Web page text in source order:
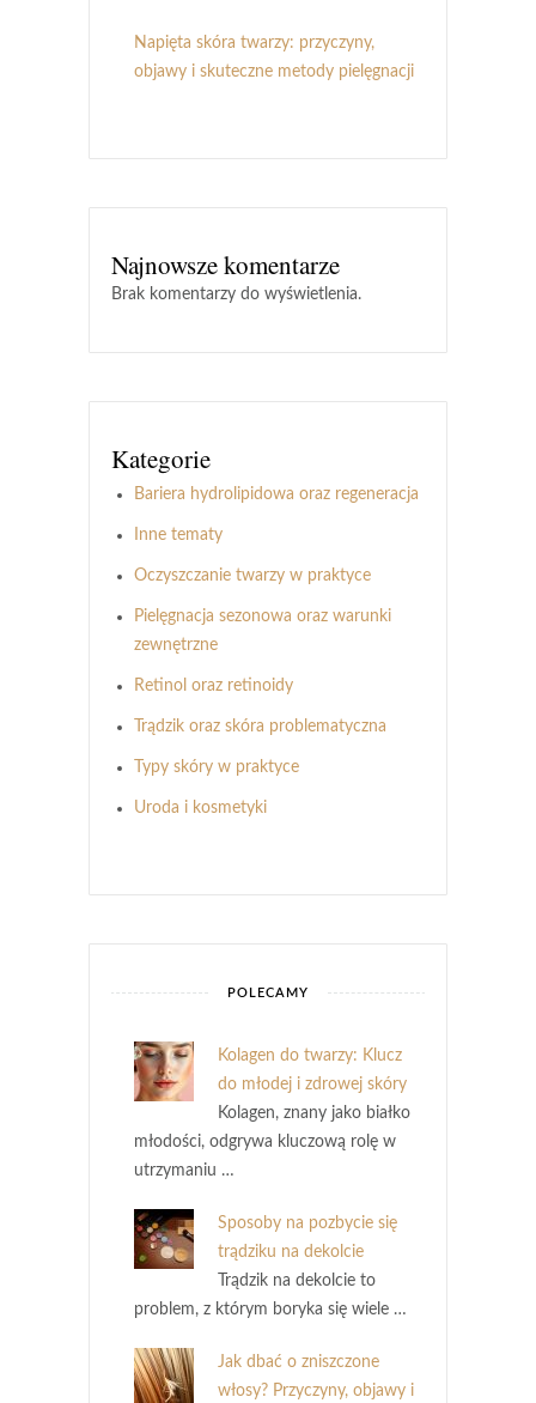
Napięta skóra twarzy: przyczyny,
objawy i skuteczne metody pielęgnacji
Najnowsze komentarze
Brak komentarzy do wyświetlenia.
Kategorie
Bariera hydrolipidowa oraz regeneracja
Inne tematy
Oczyszczanie twarzy w praktyce
Pielęgnacja sezonowa oraz warunki
zewnętrzne
Retinol oraz retinoidy
Trądzik oraz skóra problematyczna
Typy skóry w praktyce
Uroda i kosmetyki
POLECAMY
Kolagen do twarzy: Klucz
do młodej i zdrowej skóry
Kolagen, znany jako białko
młodości, odgrywa kluczową rolę w
utrzymaniu …
Sposoby na pozbycie się
trądziku na dekolcie
Trądzik na dekolcie to
problem, z którym boryka się wiele …
Jak dbać o zniszczone
włosy? Przyczyny, objawy i